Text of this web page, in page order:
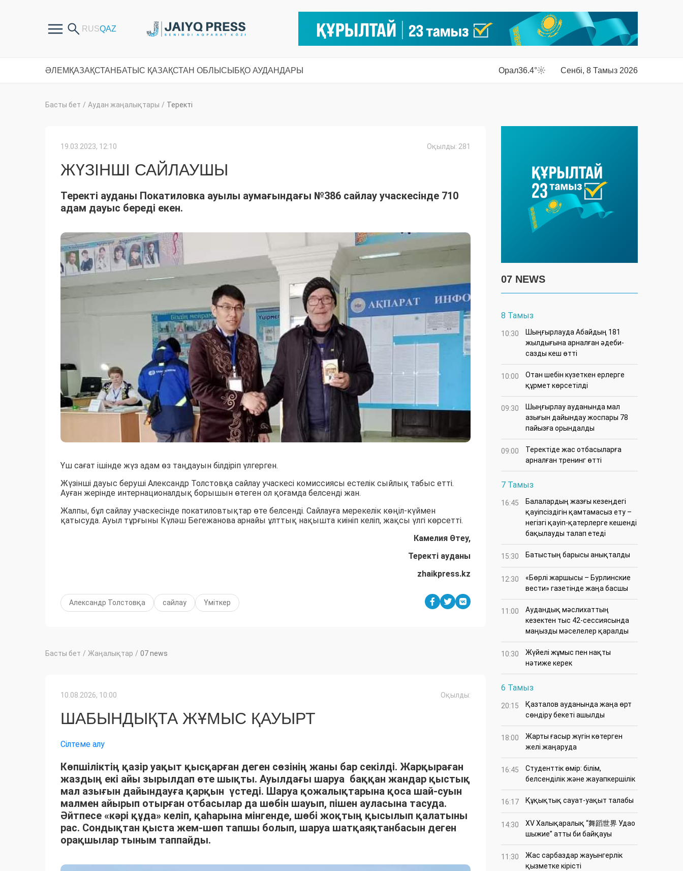
ӘЛЕМ ҚАЗАҚСТАН БАТЫС ҚАЗАҚСТАН ОБЛЫСЫ БҚО АУДАНДАРЫ Орал36.4° Сенбі, 8 Тамыз 2026
Басты бет / Аудан жаңалықтары / Теректі
19.03.2023, 12:10 Оқылды: 281
ЖҮЗІНШІ САЙЛАУШЫ
Теректі ауданы Покатиловка ауылы аумағындағы №386 сайлау учаскесінде 710
адам дауыс береді екен.
Үш сағат ішінде жүз адам өз таңдауын білдіріп үлгерген.
Жүзінші дауыс беруші Александр Толстовқа сайлау учаскесі комиссиясы естелік сыйлық табыс етті.
Ауған жерінде интернационалдық борышын өтеген ол қоғамда белсенді жан.
Жалпы, бұл сайлау учаскесінде покатиловтықтар өте белсенді. Сайлауға мерекелік көңіл-күймен
қатысуда. Ауыл тұрғыны Күләш Бегежанова арнайы ұлттық нақышта киініп келіп, жақсы үлгі көрсетті.
Камелия Өтеу,
Теректі ауданы
zhaikpress.kz
Александр Толстовқа сайлау Үміткер
Басты бет / Жаңалықтар / 07 news
10.08.2026, 10:00 Оқылды:
ШАБЫНДЫҚТА ЖҰМЫС ҚАУЫРТ
Сілтеме алу
Көпшіліктің қазір уақыт қысқарған деген сөзінің жаны бар секілді. Жарқыраған
жаздың екі айы зырылдап өте шықты. Ауылдағы шаруа баққан жандар қыстық
мал азығын дайындауға қарқын үстеді. Шаруа қожалықтарына қоса шай-суын
малмен айырып отырған отбасылар да шөбін шауып, пішен ауласына тасуда.
Әйтпесе «кәрі құда» келіп, қаһарына мінгенде, шөбі жоқтың қысылып қалатыны
рас. Сондықтан қыста жем-шөп тапшы болып, шаруа шатқаяқтанбасын деген
орақшылар тыным таппайды.
07 NEWS
8 Тамыз
10:30
Шыңғырлауда Абайдың 181
жылдығына арналған әдеби-
сазды кеш өтті
10:00
Отан шебін күзеткен ерлерге
құрмет көрсетілді
09:30
​Шыңғырлау ауданында мал
азығын дайындау жоспары 78
пайызға орындалды
09:00
​Теректіде жас отбасыларға
арналған тренинг өтті
7 Тамыз
16:45
Балалардың жазғы кезеңдегі
қауіпсіздігін қамтамасыз ету –
негізгі қауіп-қатерлерге кешенді
бақылауды талап етеді
15:30 Батыстың барысы анықталды
12:30
«Бөрлі жаршысы – Бурлинские
вести» газетінде жаңа басшы
11:00
Аудандық мәслихаттың
кезектен тыс 42-сессиясында
маңызды мәселелер қаралды
10:30
Жүйелі жұмыс пен нақты
нәтиже керек
6 Тамыз
20:15
Қазталов ауданында жаңа өрт
сөндіру бекеті ашылды
18:00
Жарты ғасыр жүгін көтерген
желі жаңаруда
16:45
Студенттік өмір: білім,
белсенділік және жауапкершілік
16:17 Құқықтық сауат-уақыт талабы
14:30
XV Халықаралық “舞蹈世界 Удао
шыжие” атты би байқауы
11:30
Жас сарбаздар жауынгерлік
қызметке кірісті